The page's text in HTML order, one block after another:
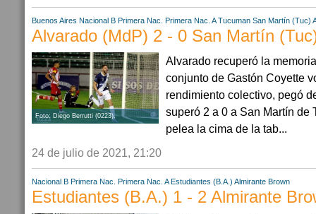
Buenos Aires Nacional B Primera Nac. Primera Nac. A Tucuman San Martín (Tuc)
Alvarado (MdP) 2 - 0 San Martín
Foto: Diego Berrutti (0223).
Alvarado recuperó la
conjunto de Gastón Coyette
rendimiento colectivo, pegó
superó 2 a 0 a San Martín de
pelea la cima de la tab...
24 de julio de 2021, 21:20
Nacional B Primera Nac. Primera Nac. A Estudiantes (B.A.) Almirante Brown
Estudiantes (B.A.) 1 - 2 Almirante